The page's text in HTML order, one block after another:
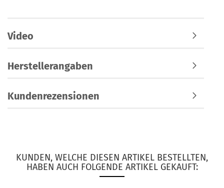
Video
Herstellerangaben
Kundenrezensionen
KUNDEN, WELCHE DIESEN ARTIKEL BESTELLTEN,
HABEN AUCH FOLGENDE ARTIKEL GEKAUFT: